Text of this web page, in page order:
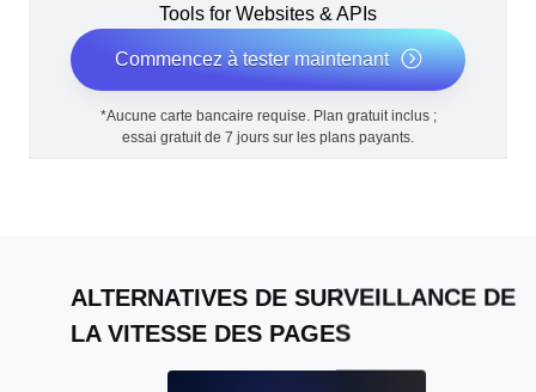
Tools for Websites & APIs
Commencez à tester maintenant
*Aucune carte bancaire requise. Plan gratuit inclus ;
essai gratuit de 7 jours sur les plans payants.
ALTERNATIVES DE SURVEILLANCE DE
LA VITESSE DES PAGES